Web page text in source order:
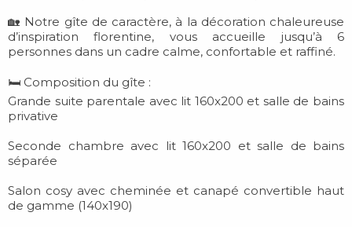
🏡 Notre gîte de caractère, à la décoration chaleureuse
d’inspiration florentine, vous accueille jusqu’à 6
personnes dans un cadre calme, confortable et raffiné.
🛏 Composition du gîte :
Grande suite parentale avec lit 160x200 et salle de bains
privative
Seconde chambre avec lit 160x200 et salle de bains
séparée
Salon cosy avec cheminée et canapé convertible haut
de gamme (140x190)